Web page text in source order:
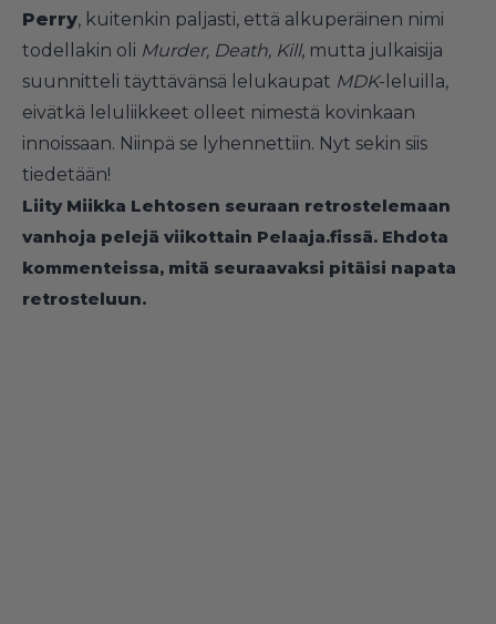
Perry, kuitenkin paljasti, että alkuperäinen nimi
todellakin oli Murder, Death, Kill, mutta julkaisija
suunnitteli täyttävänsä lelukaupat MDK-leluilla,
eivätkä leluliikkeet olleet nimestä kovinkaan
innoissaan. Niinpä se lyhennettiin. Nyt sekin siis
tiedetään!
Liity Miikka Lehtosen seuraan retrostelemaan
vanhoja pelejä viikottain Pelaaja.fissä. Ehdota
kommenteissa, mitä seuraavaksi pitäisi napata
retrosteluun.